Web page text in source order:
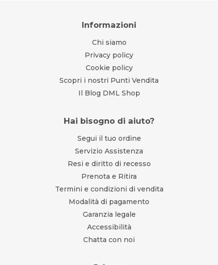
Informazioni
Chi siamo
Privacy policy
Cookie policy
Scopri i nostri Punti Vendita
Il Blog DML Shop
Hai bisogno di aiuto?
Segui il tuo ordine
Servizio Assistenza
Resi e diritto di recesso
Prenota e Ritira
Termini e condizioni di vendita
Modalità di pagamento
Garanzia legale
Accessibilità
Chatta con noi